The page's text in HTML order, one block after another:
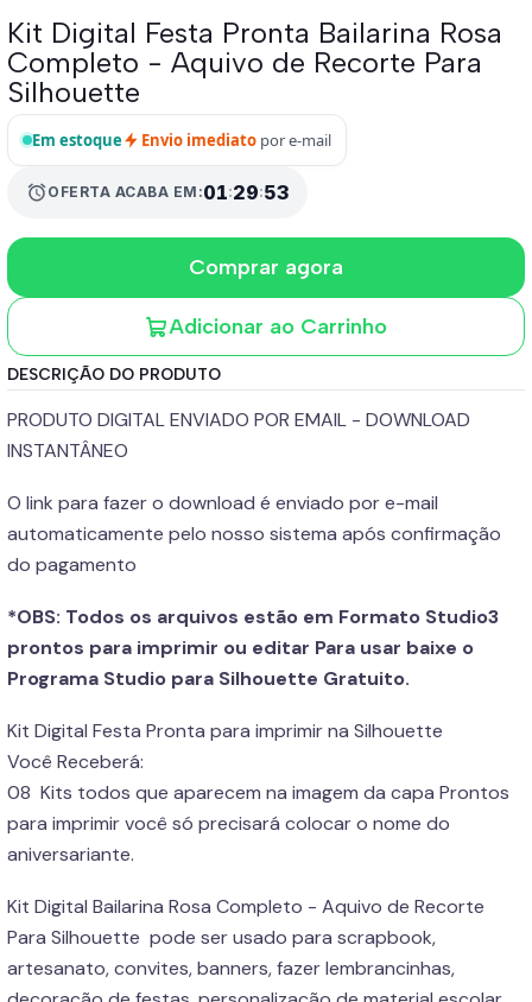
Kit Digital Festa Pronta Bailarina Rosa
Completo - Aquivo de Recorte Para
Silhouette
Em estoque Envio imediato por e-mail
alarmOFERTA ACABA EM:01:29:52
Adicionar ao Carrinho
Comprar agora
DESCRIÇÃO DO PRODUTO
PRODUTO DIGITAL ENVIADO POR EMAIL - DOWNLOAD
INSTANTÂNEO
O link para fazer o download é enviado por e-mail
automaticamente pelo nosso sistema após confirmação
do pagamento
*OBS: Todos os arquivos estão em Formato Studio3
prontos para imprimir ou editar Para usar baixe o
Programa Studio para Silhouette Gratuito.
Kit Digital Festa Pronta para imprimir na Silhouette
Você Receberá:
08 Kits todos que aparecem na imagem da capa Prontos
para imprimir você só precisará colocar o nome do
aniversariante.
Kit Digital Bailarina Rosa Completo - Aquivo de Recorte
Para Silhouette pode ser usado para scrapbook,
artesanato, convites, banners, fazer lembrancinhas,